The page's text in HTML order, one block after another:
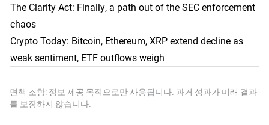
The Clarity Act: Finally, a path out of the SEC enforcement
chaos
Crypto Today: Bitcoin, Ethereum, XRP extend decline as
weak sentiment, ETF outflows weigh
면책 조항: 정보 제공 목적으로만 사용됩니다. 과거 성과가 미래 결과
를 보장하지 않습니다.